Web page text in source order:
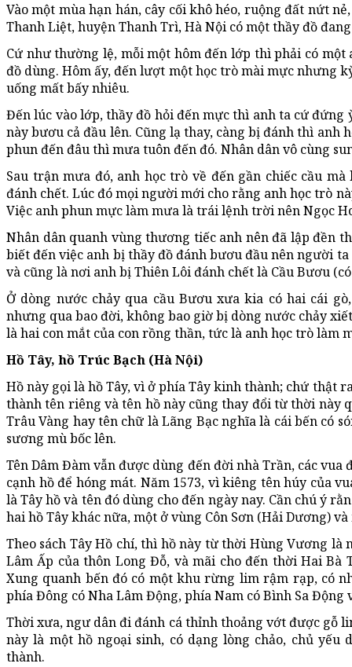
Vào một mùa hạn hán, cây cối khô héo, ruộng đất nứt
Thanh Liệt, huyện Thanh Trì, Hà Nội có một thầy đồ
Cứ như thường lệ, mỗi một hôm đến lớp thì phải có
đồ dùng. Hôm ấy, đến lượt một học trò mài mực nhưng
uống mất bấy nhiêu.
Đến lúc vào lớp, thầy đồ hỏi đến mực thì anh ta cứ đứng
này bươu cả đầu lên. Cũng lạ thay, càng bị đánh thì anh
phun đến đâu thì mưa tuôn đến đó. Nhân dân vô cùng
Sau trận mưa đó, anh học trò về đến gần chiếc cầu
đánh chết. Lúc đó mọi người mới cho rằng anh học trò
Việc anh phun mực làm mưa là trái lệnh trời nên Ngọc
Nhân dân quanh vùng thương tiếc anh nên đã lập đền
biết đến việc anh bị thầy đồ đánh bươu đầu nên người
và cũng là nơi anh bị Thiên Lôi đánh chết là Cầu Bươu
Ở dòng nước chảy qua cầu Bươu xưa kia có hai cái
nhưng qua bao đời, không bao giờ bị dòng nước chảy
là hai con mắt của con rồng thần, tức là anh học trò làm
Hồ Tây, hồ Trúc Bạch (Hà Nội)
Hồ này gọi là hồ Tây, vì ở phía Tây kinh thành; chứ thật
thành tên riêng và tên hồ này cũng thay đổi từ thời này
Trâu Vàng hay tên chữ là Lãng Bạc nghĩa là cái bến có
sương mù bốc lên.
Tên Dâm Đàm vẫn được dùng đến đời nhà Trần, các
cạnh hồ để hóng mát. Năm 1573, vì kiêng tên húy của
là Tây hồ và tên đó dùng cho đến ngày nay. Cần chú ý
hai hồ Tây khác nữa, một ở vùng Côn Sơn (Hải Dương)
Theo sách Tây Hồ chí, thì hồ này từ thời Hùng Vương là
Lâm Ấp của thôn Long Đỗ, và mãi cho đến thời Hai Bà
Xung quanh bến đó có một khu rừng lim rậm rạp, có
phía Đông có Nha Lâm Động, phía Nam có Bình Sa Động
Thời xưa, ngư dân đi đánh cá thỉnh thoảng vớt được gỗ
này là một hồ ngoại sinh, có dạng lòng chảo, chủ yếu
thành.